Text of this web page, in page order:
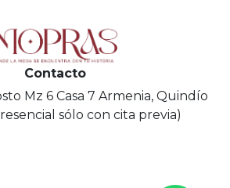
Contacto
Mz 6 Casa 7 Armenia, Quindío
sólo con cita previa)